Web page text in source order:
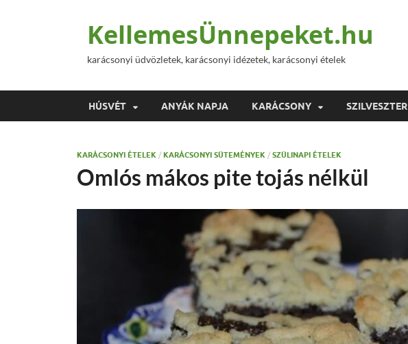
KellemesÜnnepeket.hu
karácsonyi üdvözletek, karácsonyi idézetek, karácsonyi ételek
HÚSVÉT ANYÁK NAPJA KARÁCSONY SZILVESZTER
KARÁCSONYI ÉTELEK / KARÁCSONYI SÜTEMÉNYEK / SZÜLINAPI ÉTELEK
Omlós mákos pite tojás nélkül